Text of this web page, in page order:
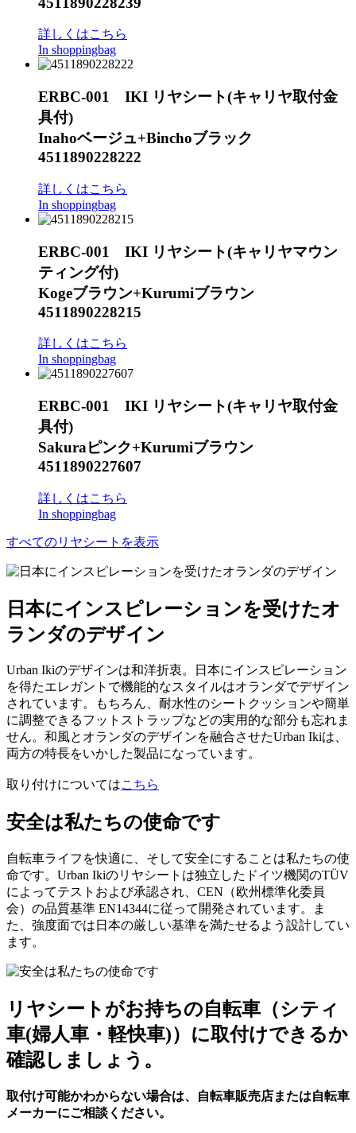
詳しくはこちら
In shoppingbag
ERBC-001 IKI リヤシート(キャリヤ取付金
具付)
Inahoベージュ+Binchoブラック
4511890228222
詳しくはこちら
In shoppingbag
ERBC-001 IKI リヤシート(キャリヤマウン
ティング付)
Kogeブラウン+Kurumiブラウン
4511890228215
詳しくはこちら
In shoppingbag
ERBC-001 IKI リヤシート(キャリヤ取付金
具付)
Sakuraピンク+Kurumiブラウン
4511890227607
詳しくはこちら
In shoppingbag
すべてのリヤシートを表示
日本にインスピレーションを受けたオ
ランダのデザイン
Urban Ikiのデザインは和洋折衷。日本にインスピレーション
を得たエレガントで機能的なスタイルはオランダでデザイン
されています。もちろん、耐水性のシートクッションや簡単
に調整できるフットストラップなどの実用的な部分も忘れま
せん。和風とオランダのデザインを融合させたUrban Ikiは、
両方の特長をいかした製品になっています。
取り付けについてはこちら
安全は私たちの使命です
自転車ライフを快適に、そして安全にすることは私たちの使
命です。Urban Ikiのリヤシートは独立したドイツ機関のTÜV
によってテストおよび承認され、CEN（欧州標準化委員
会）の品質基準 EN14344に従って開発されています。ま
た、強度面では日本の厳しい基準を満たせるよう設計してい
ます。
リヤシートがお持ちの自転車（シティ
車(婦人車・軽快車)）に取付けできるか
確認しましょう。
取付け可能かわからない場合は、自転車販売店または自転車
メーカーにご相談ください。